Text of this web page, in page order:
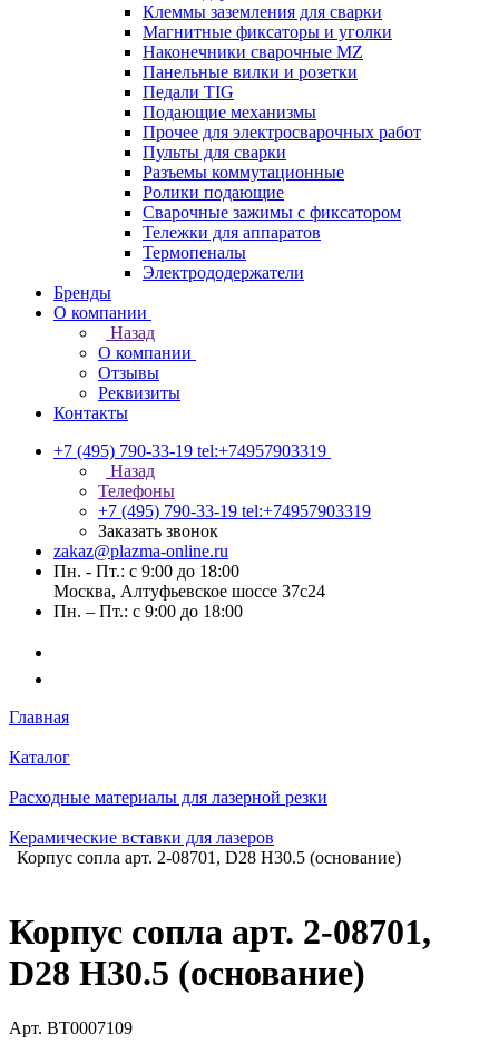
Клеммы заземления для сварки
Магнитные фиксаторы и уголки
Наконечники сварочные MZ
Панельные вилки и розетки
Педали TIG
Подающие механизмы
Прочее для электросварочных работ
Пульты для сварки
Разъемы коммутационные
Ролики подающие
Сварочные зажимы с фиксатором
Тележки для аппаратов
Термопеналы
Электрододержатели
Бренды
О компании
Назад
О компании
Отзывы
Реквизиты
Контакты
+7 (495) 790-33-19 tel:+74957903319
Назад
Телефоны
+7 (495) 790-33-19 tel:+74957903319
Заказать звонок
zakaz@plazma-online.ru
Пн. - Пт.: с 9:00 до 18:00
Москва, Алтуфьевское шоссе 37с24
Пн. – Пт.: с 9:00 до 18:00
Главная
Каталог
Расходные материалы для лазерной резки
Керамические вставки для лазеров
Корпус сопла арт. 2-08701, D28 H30.5 (основание)
Корпус сопла арт. 2-08701,
D28 H30.5 (основание)
Арт. BT0007109